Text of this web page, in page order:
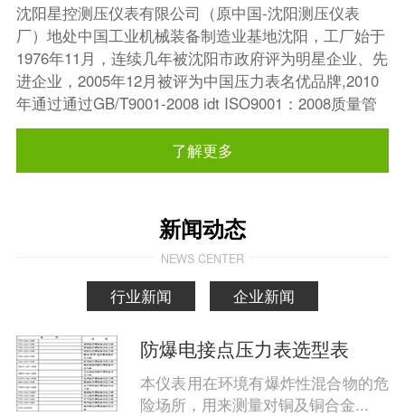
沈阳星控测压仪表有限公司（原中国-沈阳测压仪表
厂）地处中国工业机械装备制造业基地沈阳，工厂始于
1976年11月，连续几年被沈阳市政府评为明星企业、先
进企业，2005年12月被评为中国压力表名优品牌,2010
年通过通过GB/T9001-2008 idt ISO9001：2008质量管
理体系认证。
了解更多
新闻动态
NEWS CENTER
行业新闻 企业新闻
防爆电接点压力表选型表
本仪表用在环境有爆炸性混合物的危
险场所，用来测量对铜及铜合金...